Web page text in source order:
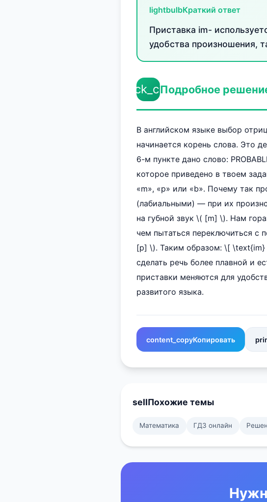
lightbulbКраткий ответ
Приставка im-
удобства произношения,
check_circleПодробное
В английском языке выбор
начинается корень слова. Это
6-м пункте дано слово:
которое приведено в твоем
«m», «p» или «b». Почему так
(лабиальными) — при их
на губной звук \( [m] \). Нам
чем пытаться переключиться с
[p] \). Таким образом: \[
сделать речь более плавной и
приставки меняются для
развитого языка.
content_copyКопировать
sellПохожие темы
Математика ГДЗ онлайн